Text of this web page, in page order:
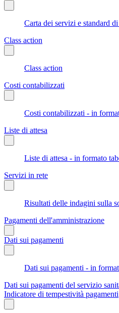
Carta dei servizi e standard
Class action
Class action
Costi contabilizzati
Costi contabilizzati - in
Liste di attesa
Liste di attesa - in formato
Servizi in rete
Risultati delle indagini sulla
Pagamenti dell'amministrazione
Dati sui pagamenti
Dati sui pagamenti - in
Dati sui pagamenti del servizio
Indicatore di tempestività pagamenti